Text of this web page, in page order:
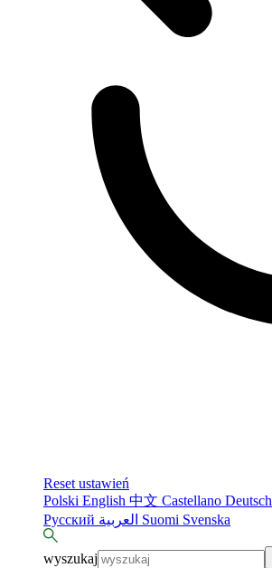
Reset ustawień
Polski English 中文 Castellano Deutsch
Русский
Suomi Svenska
wyszukaj